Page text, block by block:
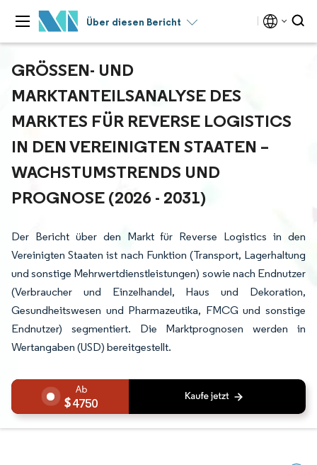
Über diesen Bericht
GRÖSSEN- UND M
ARKTANTEILSANALYSE DES M
ARKTES FÜR REVERSE LOGISTICS I
N DEN VEREINIGTEN STAATEN – W
ACHSTUMSTRENDS UND P
ROGNOSE (2026 - 2031)
Der Bericht über den Markt für Reverse Logistics in den
Vereinigten Staaten ist nach Funktion (Transport, Lagerhaltung
und sonstige Mehrwertdienstleistungen) sowie nach Endnutzer
(Verbraucher und Einzelhandel, Haus und Dekoration,
Gesundheitswesen und Pharmazeutika, FMCG und sonstige
Endnutzer) segmentiert. Die Marktprognosen werden in
Wertangaben (USD) bereitgestellt.
4750